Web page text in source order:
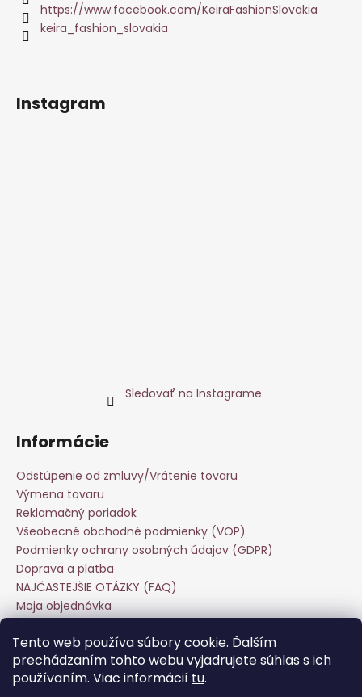
Tento web používa súbory cookie. Ďalším
prechádzaním tohto webu vyjadrujete súhlas s ich
používaním. Viac informácií tu.
https://www.facebook.com/KeiraFashionSlovakia
keira_fashion_slovakia
Instagram
Sledovať na Instagrame
Informácie
Odstúpenie od zmluvy/Vrátenie tovaru
Výmena tovaru
Reklamačný poriadok
Všeobecné obchodné podmienky (VOP)
Podmienky ochrany osobných údajov (GDPR)
Doprava a platba
NAJČASTEJŠIE OTÁZKY (FAQ)
Moja objednávka
Veľkoobchod
Hodnotenie obchodu
Kontakt